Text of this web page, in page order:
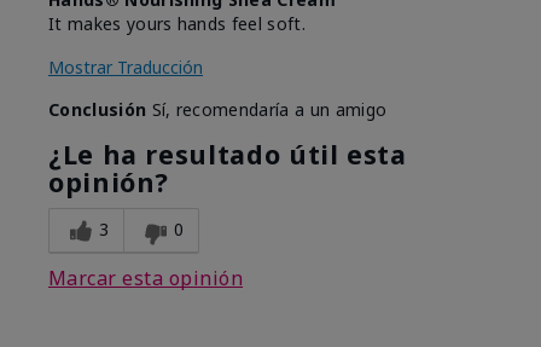
It makes yours hands feel soft.
Mostrar Traducción
Conclusión Sí, recomendaría a un amigo
¿Le ha resultado útil esta
opinión?
3 0
Marcar esta opinión